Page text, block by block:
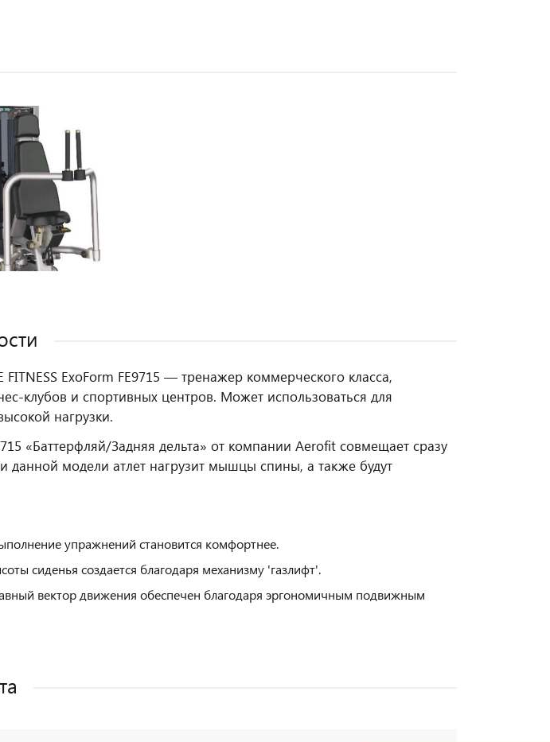
FITNESS ExoForm FE9715 — тренажер коммерческого класса,
и спортивных центров. Может использоваться для
нагрузки.
«Баттерфляй/Задняя дельта» от компании Aerofit совмещает сразу
модели атлет нагрузит мышцы спины, а также будут
упражнений становится комфортнее.
сиденья создается благодаря механизму 'газлифт'.
вектор движения обеспечен благодаря эргономичным подвижным